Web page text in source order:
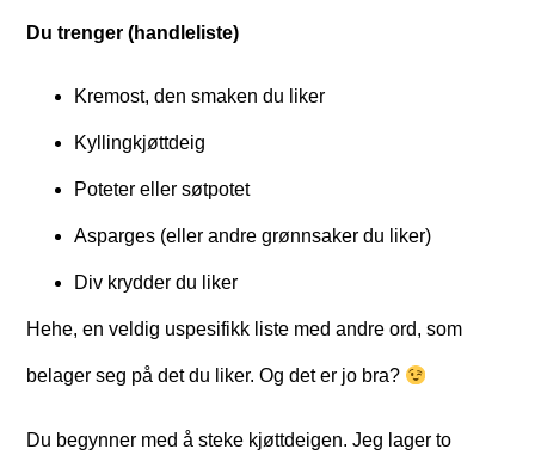
Du trenger (handleliste)
Kremost, den smaken du liker
Kyllingkjøttdeig
Poteter eller søtpotet
Asparges (eller andre grønnsaker du liker)
Div krydder du liker
Hehe, en veldig uspesifikk liste med andre ord, som
belager seg på det du liker. Og det er jo bra?
Du begynner med å steke kjøttdeigen. Jeg lager to